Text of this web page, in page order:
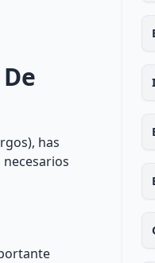
has